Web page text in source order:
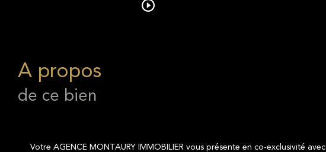
a propos
de ce bien
Votre AGENCE MONTAURY IMMOBILIER vous présente en co-exclusivité avec